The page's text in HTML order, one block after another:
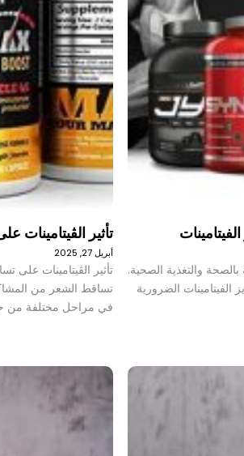
والتغذية الصحية.
الفيتامينات الضرورية
تأثير
أبريل 27, 2025
تأثير الڤيتامينات على
تساقط الشعر من
في مراحل مختلفة من